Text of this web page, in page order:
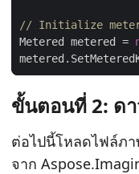
// Initialize
Metered metered =
ขั้นตอนที่ 2: ด
ต่อไปนี้โหลดไฟล์ภ
จาก